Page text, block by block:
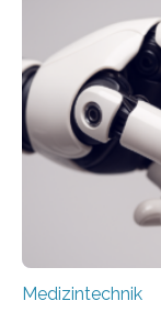
Entwicklung der
HSHL
sowie die KI-
die Entwicklung
kontinuierlich
und in Notfällen
Medizintechnik